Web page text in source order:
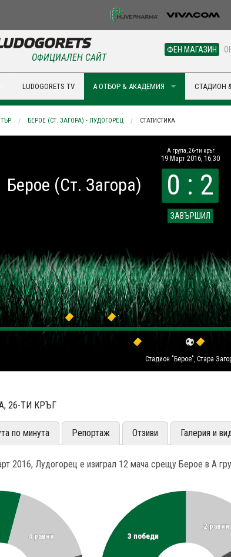
ФЕН МАГАЗИН
ОФИЦИАЛЕН САЙТ
LUDOGORETS TV А ОТБОР & АКАДЕМИЯ СТАДИОН
БЕРОЕ (СТ. ЗАГОРА) - ЛУДОГОРЕЦ СТАТИСТИКА
A група, 26-ти кръг
19 Март 2016, 16:30
Берое (Ст. Загора) 0 : 2
ЗАВЪРШИЛ
Стадион "Берое", Стара
26-ТИ КРЪГ
по минута Репортаж Отзиви Галерия и
2016, Лудогорец е изиграл 12 мача срещу Берое в A
4 равни 3 победи
2 равни